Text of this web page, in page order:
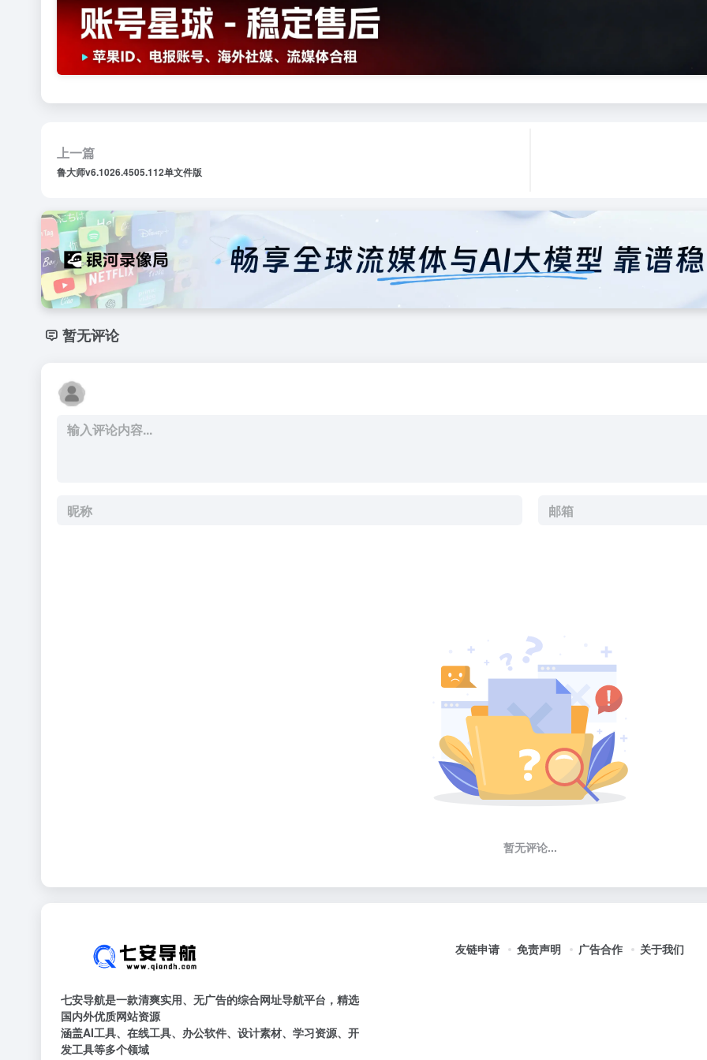
上一篇
鲁大师v6.1026.4505.112单文件版
暂无评论
暂无评论...
七安导航是一款清爽实用、无广告的综合网址导航平台，精选
国内外优质网站资源
涵盖AI工具、在线工具、办公软件、设计素材、学习资源、开
发工具等多个领域
友链申请 免责声明 广告合作 关于我们